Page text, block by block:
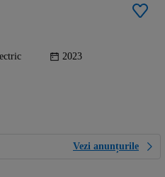
2023
Vezi anunțurile